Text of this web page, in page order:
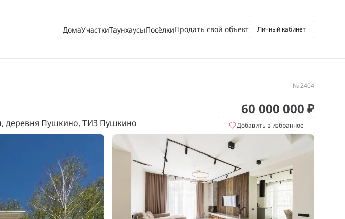
ДомаУчасткиТаунхаусыПосёлкиПродать свой объект Личный кабинет
№ 2404
деревня Пушкино, ТИЗ Пушкино
60 000 000 ₽
Добавить в избранное